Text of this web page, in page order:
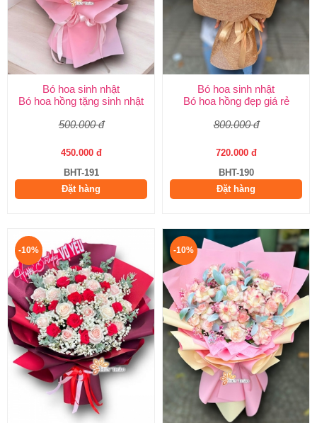
Bó hoa sinh nhật
Bó hoa hồng tặng sinh nhật
500.000 đ
450.000 đ
BHT-191
Đặt hàng
Bó hoa sinh nhật
Bó hoa hồng đẹp giá rẻ
800.000 đ
720.000 đ
BHT-190
Đặt hàng
-10% -10%